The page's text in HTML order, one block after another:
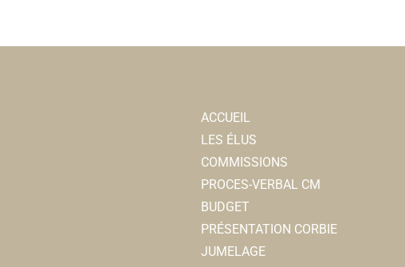
ACCUEIL
LES ÉLUS
COMMISSIONS
PROCES-VERBAL CM
BUDGET
PRÉSENTATION CORBIE
JUMELAGE